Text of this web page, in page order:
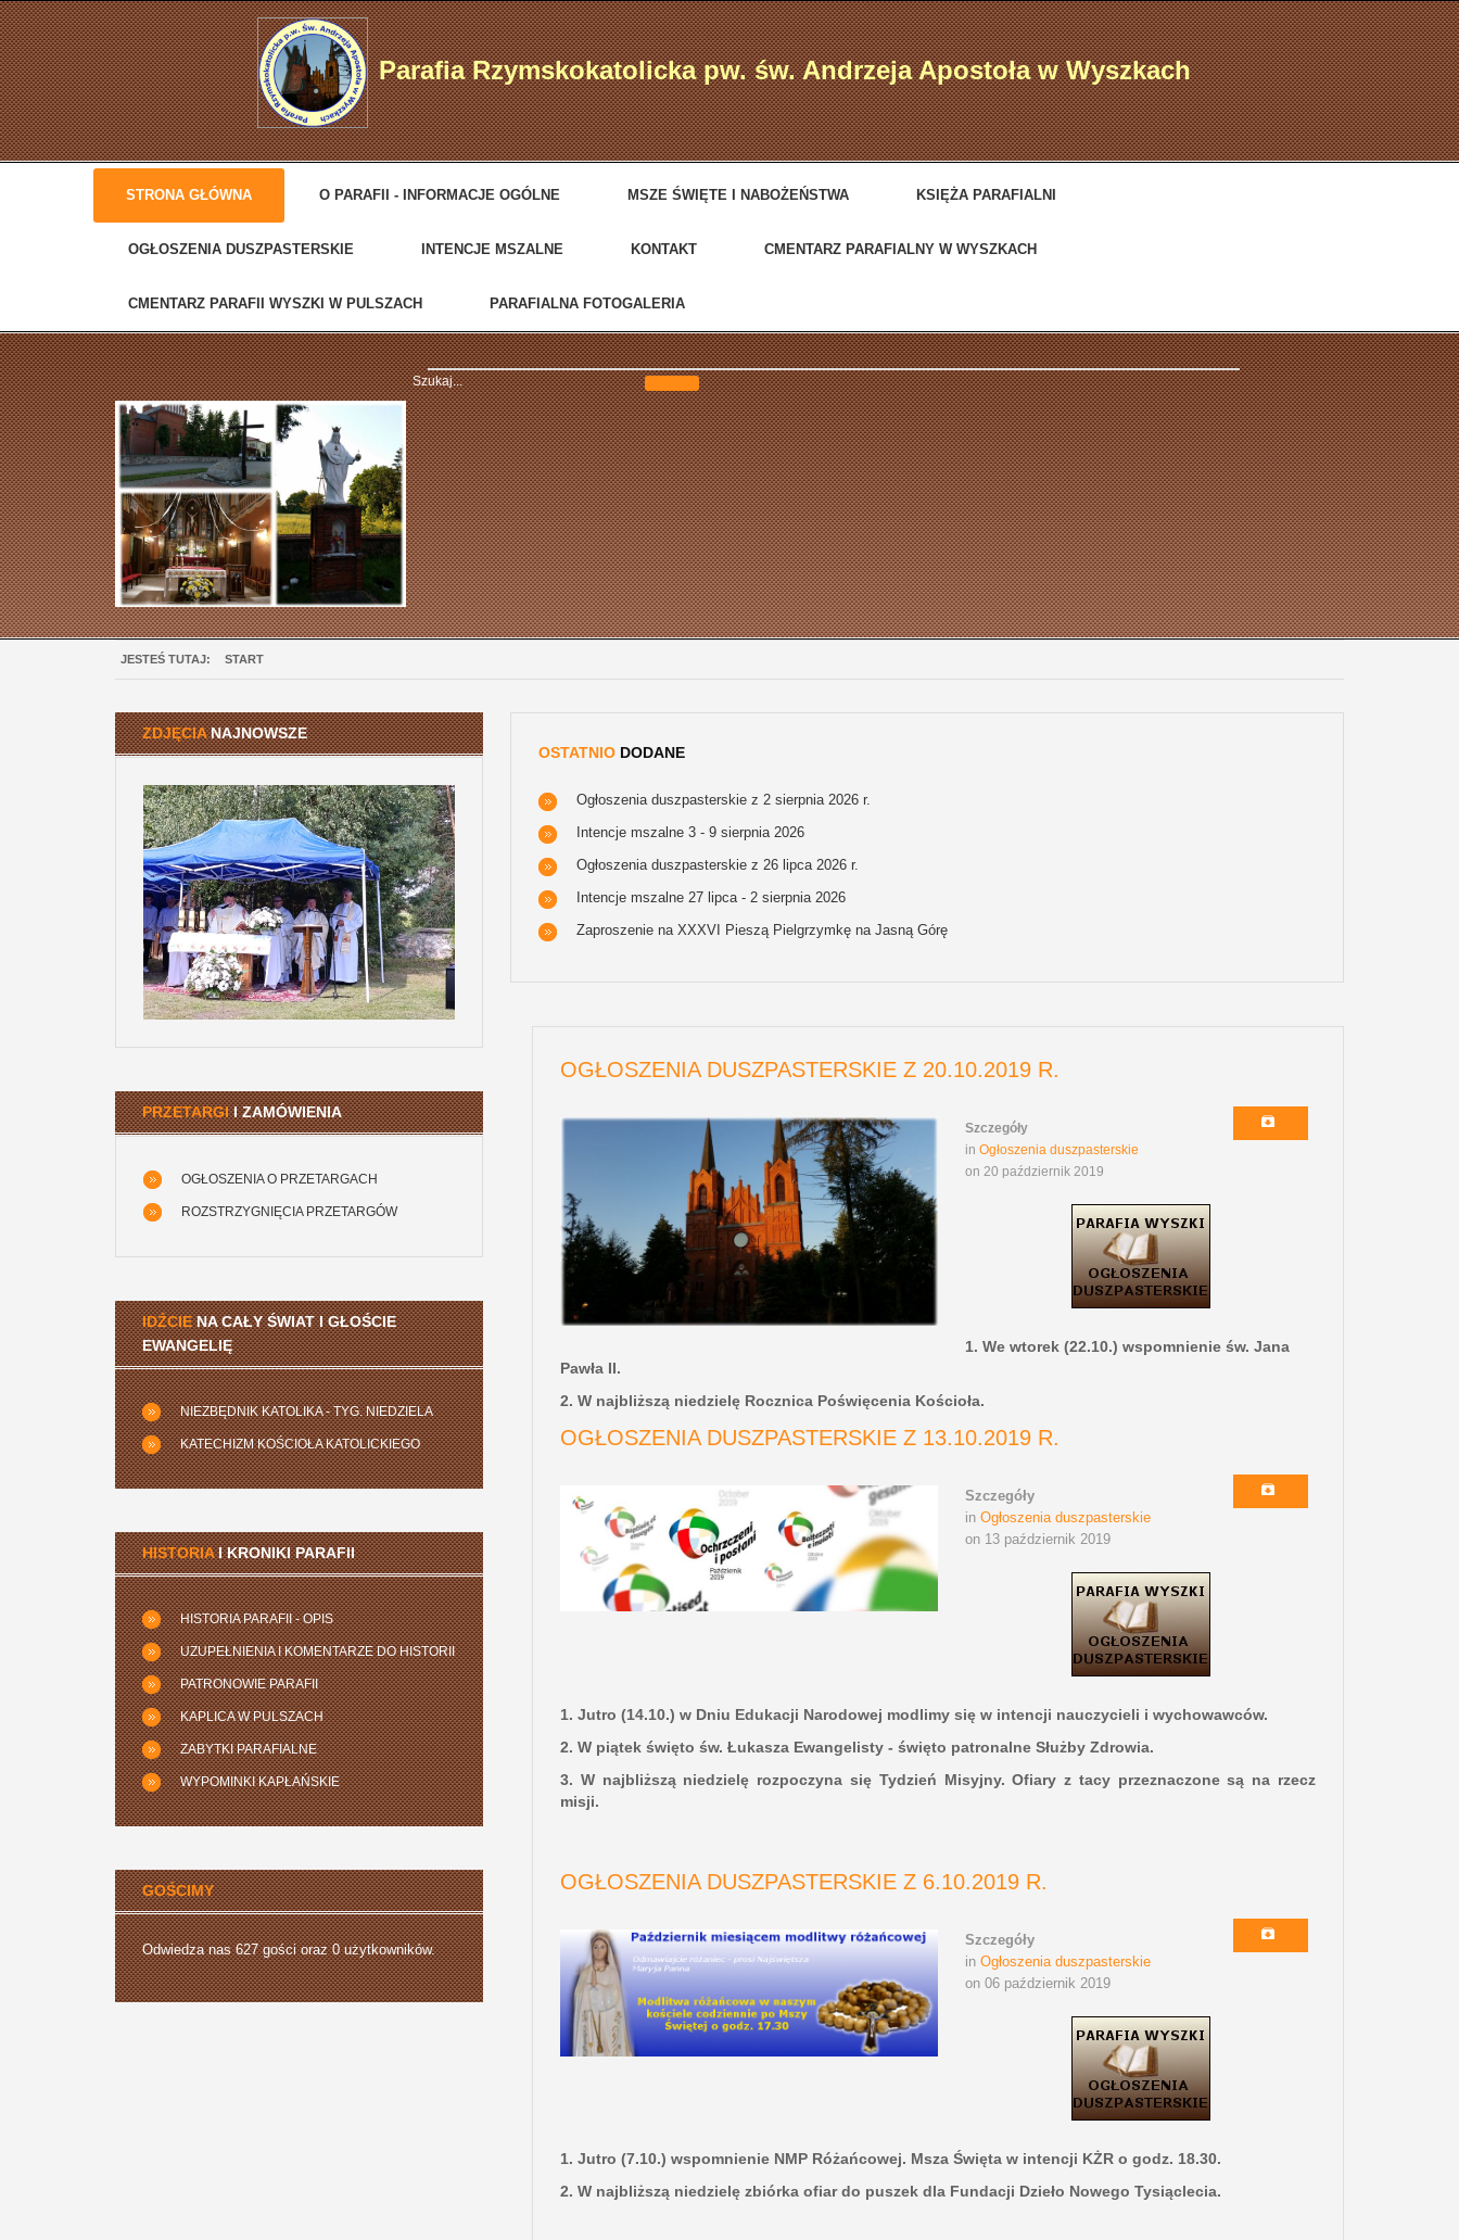
Parafia Rzymskokatolicka pw. św. Andrzeja Apostoła w Wyszkach
STRONA GŁÓWNA O PARAFII - INFORMACJE OGÓLNE MSZE ŚWIĘTE I NABOŻEŃSTWA KSIĘŻA PARAFIALNI
OGŁOSZENIA DUSZPASTERSKIE INTENCJE MSZALNE KONTAKT CMENTARZ PARAFIALNY W WYSZKACH
CMENTARZ PARAFII WYSZKI W PULSZACH PARAFIALNA FOTOGALERIA
JESTEŚ TUTAJ: START
ZDJĘCIANAJNOWSZE
PRZETARGII ZAMÓWIENIA
OGŁOSZENIA O PRZETARGACH
ROZSTRZYGNIĘCIA PRZETARGÓW
IDŹCIENA CAŁY ŚWIAT I GŁOŚCIE
EWANGELIĘ
NIEZBĘDNIK KATOLIKA - TYG. NIEDZIELA
KATECHIZM KOŚCIOŁA KATOLICKIEGO
HISTORIAI KRONIKI PARAFII
HISTORIA PARAFII - OPIS
UZUPEŁNIENIA I KOMENTARZE DO HISTORII
PATRONOWIE PARAFII
KAPLICA W PULSZACH
ZABYTKI PARAFIALNE
WYPOMINKI KAPŁAŃSKIE
GOŚCIMY
Odwiedza nas 627 gości oraz 0 użytkowników.
OSTATNIO DODANE
Ogłoszenia duszpasterskie z 2 sierpnia 2026 r.
Intencje mszalne 3 - 9 sierpnia 2026
Ogłoszenia duszpasterskie z 26 lipca 2026 r.
Intencje mszalne 27 lipca - 2 sierpnia 2026
Zaproszenie na XXXVI Pieszą Pielgrzymkę na Jasną Górę
OGŁOSZENIA DUSZPASTERSKIE Z 20.10.2019 R.
Szczegóły
in Ogłoszenia duszpasterskie
on 20 październik 2019
1. We wtorek (22.10.) wspomnienie św. Jana
Pawła II.
2. W najbliższą niedzielę Rocznica Poświęcenia Kościoła.
OGŁOSZENIA DUSZPASTERSKIE Z 13.10.2019 R.
Szczegóły
in Ogłoszenia duszpasterskie
on 13 październik 2019
1. Jutro (14.10.) w Dniu Edukacji Narodowej modlimy się w intencji nauczycieli i wychowawców.
2. W piątek święto św. Łukasza Ewangelisty - święto patronalne Służby Zdrowia.
3. W najbliższą niedzielę rozpoczyna się Tydzień Misyjny. Ofiary z tacy przeznaczone są na rzecz
misji.
OGŁOSZENIA DUSZPASTERSKIE Z 6.10.2019 R.
Szczegóły
in Ogłoszenia duszpasterskie
on 06 październik 2019
1. Jutro (7.10.) wspomnienie NMP Różańcowej. Msza Święta w intencji KŻR o godz. 18.30.
2. W najbliższą niedzielę zbiórka ofiar do puszek dla Fundacji Dzieło Nowego Tysiąclecia.